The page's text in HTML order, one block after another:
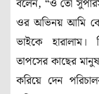
বলেন, “ও তো
ওর অভিনয় আমি
ভাইকে
তাপসের কাছের
করিয়ে দেন